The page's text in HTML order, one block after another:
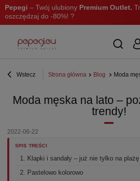
Pepegi – Twój ulubiony Premium Outlet.
oszczędzaj do -80%! ?
Wstecz Strona główna Blog Moda
Moda męska na lato –
trendy!
2022-06-22
SPIS TREŚCI
1. Klapki i sandały – już nie tylko na plażę
2. Pastelowo kolorowo